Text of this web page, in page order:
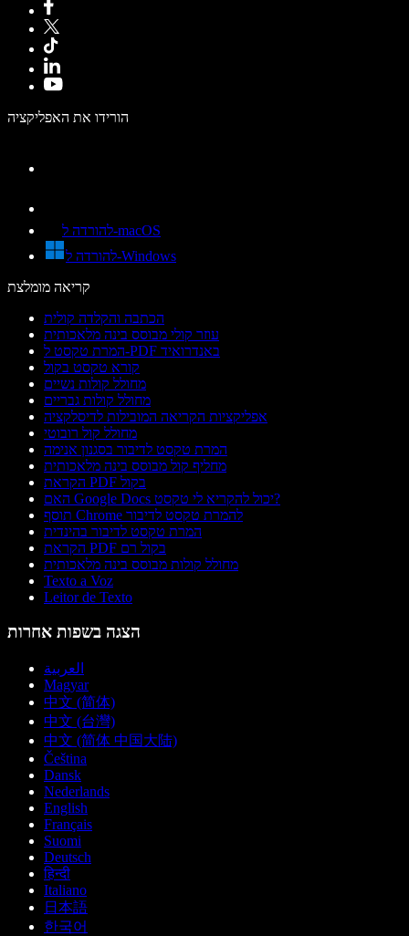
הורידו את האפליקציה
להורדה ל-macOS
להורדה ל-Windows
קריאה מומלצת
הכתבה והקלדה קולית
עוזר קולי מבוסס בינה מלאכותית
המרת טקסט ל-PDF באנדרואיד
קורא טקסט בקול
מחולל קולות נשיים
מחולל קולות גבריים
אפליקציות הקריאה המובילות לדיסלקציה
מחולל קול רובוטי
המרת טקסט לדיבור בסגנון אנימה
מחליף קול מבוסס בינה מלאכותית
הקראת PDF בקול
האם Google Docs יכול להקריא לי טקסט?
תוסף Chrome להמרת טקסט לדיבור
המרת טקסט לדיבור בהינדית
הקראת PDF בקול רם
מחולל קולות מבוסס בינה מלאכותית
Texto a Voz
Leitor de Texto
הצגה בשפות אחרות
العربية
Magyar
中文 (简体)
中文 (台灣)
中文 (简体 中国大陆)
Čeština
Dansk
Nederlands
English
Français
Suomi
Deutsch
हिन्दी
Italiano
日本語
한국어